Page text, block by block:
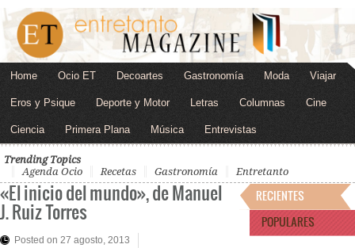
Home Ocio ET Decoartes Gastronomía Moda Viajar
Eros y Psique Deporte y Motor Letras Columnas Cine
Ciencia Primera Plana Música Entrevistas
Trending Topics
Agenda Ocio
Recetas Gastronomía Entretanto
«El inicio del mundo», de Manuel
J. Ruiz Torres
Posted on 27 agosto, 2013
RECIENTES
POPULARES